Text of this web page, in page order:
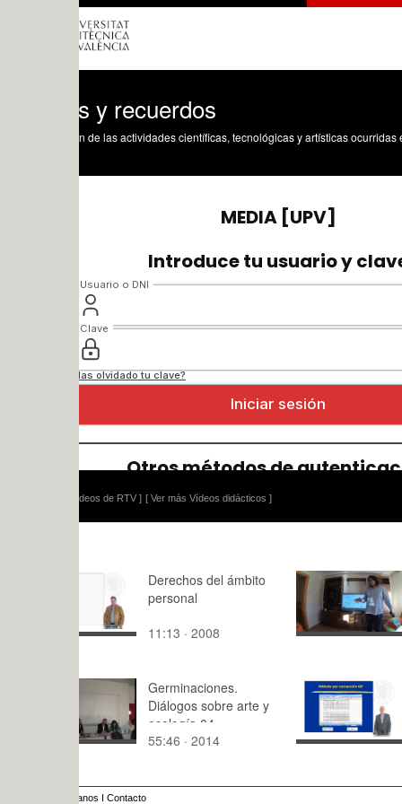
y recuerdos
de las actividades científicas, tecnológicas y artísticas ocurridas en los tres
[ Ver más Vídeos didácticos ]
Derechos del ámbito
personal
11:13 · 2008
Paper
Luis
9:41 · 2019
Germinaciones.
Diálogos sobre arte y
ecología 04
55:46 · 2014
Metodo
3:46 · 2008